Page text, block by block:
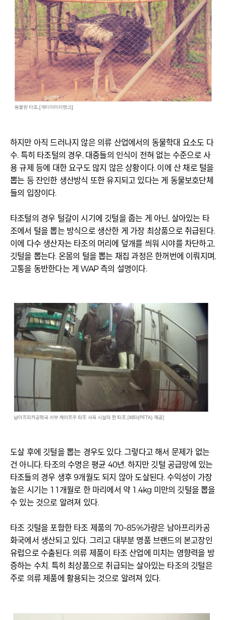
하지만 아직 드러나지 않은 의류 산업에서의 동물학대 요소도 다
수. 특히 타조털의 경우, 대중들의 인식이 전혀 없는 수준으로 사
용 규제 등에 대한 요구도 많지 않은 상황이다. 이에 산 채로 털을
뽑는 등 잔인한 생산방식 또한 유지되고 있다는 게 동물보호단체
들의 입장이다.
타조털의 경우 털갈이 시기에 깃털을 줍는 게 아닌, 살아있는 타
조에서 털을 뽑는 방식으로 생산한 게 가장 최상품으로 취급된다.
이에 다수 생산자는 타조의 머리에 덮개를 씌워 시야를 차단하고,
깃털을 뽑는다. 온몸의 털을 뽑는 채집 과정은 한꺼번에 이뤄지며,
고통을 동반한다는 게 WAP 측의 설명이다.
도살 후에 깃털을 뽑는 경우도 있다. 그렇다고 해서 문제가 없는
건 아니다. 타조의 수명은 평균 40년. 하지만 깃털 공급망에 있는
타조들의 경우 생후 9개월도 되지 않아 도살된다. 수익성이 가장
높은 시기는 11개월로 한 마리에서 약 1.4kg 미만의 깃털을 뽑을
수 있는 것으로 알려져 있다.
타조 깃털을 포함한 타조 제품의 70~85%가량은 남아프리카공
화국에서 생산되고 있다. 그리고 대부분 명품 브랜드의 본고장인
유럽으로 수출된다. 의류 제품이 타조 산업에 미치는 영향력을 방
증하는 수치. 특히 최상품으로 취급되는 살아있는 타조의 깃털은
주로 의류 제품에 활용되는 것으로 알려져 있다.